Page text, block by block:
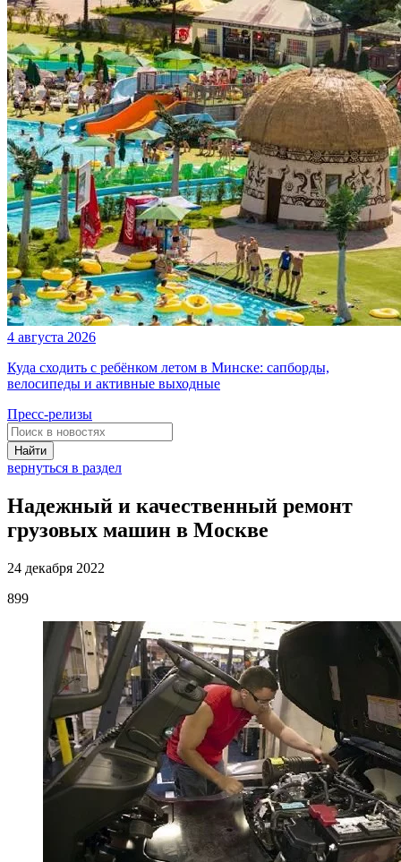
4 августа 2026
Куда сходить с ребёнком летом в Минске: сапборды,
велосипеды и активные выходные
Пресс-релизы
Найти
вернуться в раздел
Надежный и качественный ремонт
грузовых машин в Москве
24 декабря 2022
899